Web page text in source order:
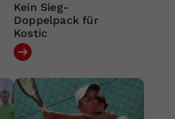
Kein Sieg-
Doppelpack für
Kostic